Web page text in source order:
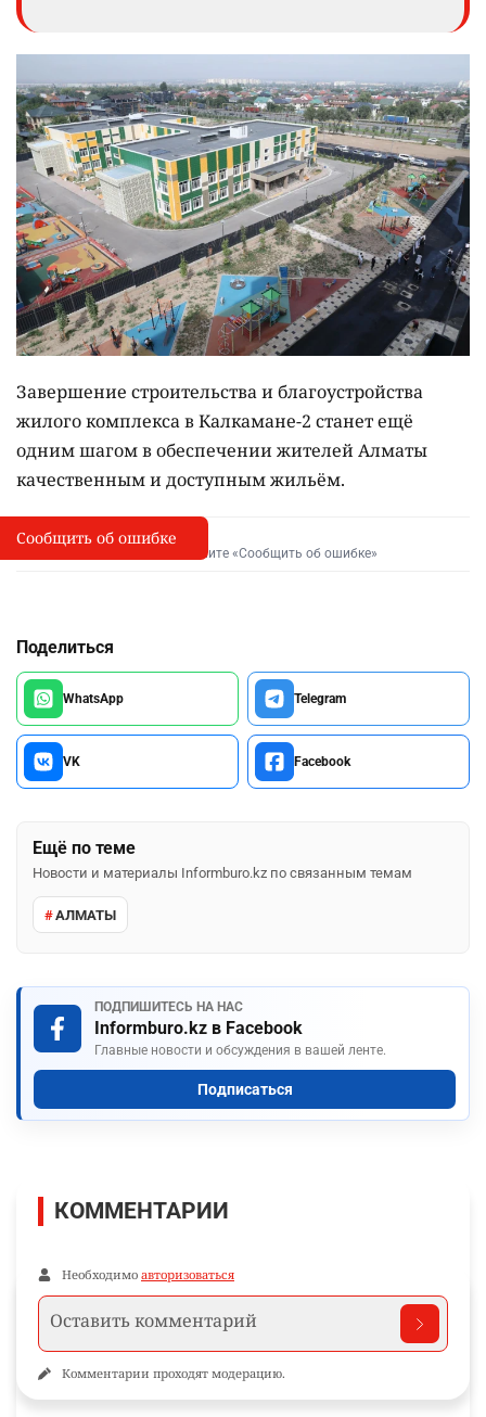
Завершение строительства и благоустройства
жилого комплекса в Калкамане-2 станет ещё
одним шагом в обеспечении жителей Алматы
качественным и доступным жильём.
I
Сообщить об опечатке
Выделите фрагмент и нажмите «Сообщить об ошибке»
Поделиться
WhatsApp Telegram
VK Facebook
Ещё по теме
Новости и материалы Informburo.kz по связанным темам
АЛМАТЫ
ПОДПИШИТЕСЬ НА НАС
Informburo.kz в Facebook
Главные новости и обсуждения в вашей ленте.
Подписаться
Сообщить об ошибке
КОММЕНТАРИИ
Необходимо авторизоваться
Комментарии проходят модерацию.